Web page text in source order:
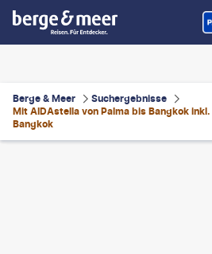
Berge & Meer
Suchergebnisse
Mit AIDAstella von Palma bis Bangkok
Bangkok